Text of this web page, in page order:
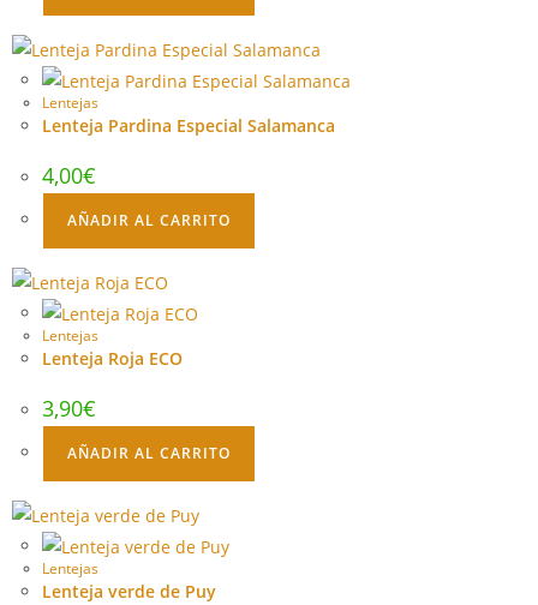
Lentejas
Lenteja Pardina Especial Salamanca
4,00€
AÑADIR AL CARRITO
Lentejas
Lenteja Roja ECO
3,90€
AÑADIR AL CARRITO
Lentejas
Lenteja verde de Puy